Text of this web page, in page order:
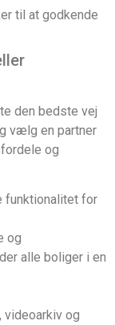
til at godkende
den bedste vej
vælg en partner
og
funktionalitet for
og
alle boliger i en
videoarkiv og